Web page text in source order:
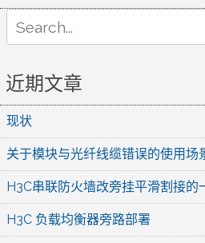
for:
近期文章
现状
关于模块与光纤线缆错误的使用场
H3C串联防火墙改旁挂平滑割接的
H3C 负载均衡器旁路部署